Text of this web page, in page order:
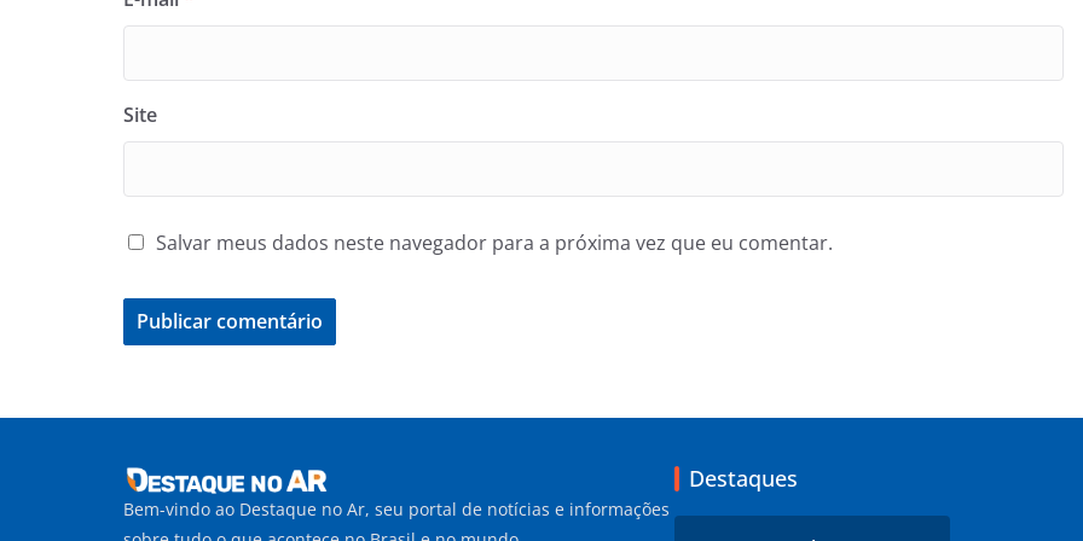
Site
Salvar meus dados neste navegador para a próxima vez que eu comentar.
Bem-vindo ao Destaque no Ar, seu portal de notícias e informações
Destaques